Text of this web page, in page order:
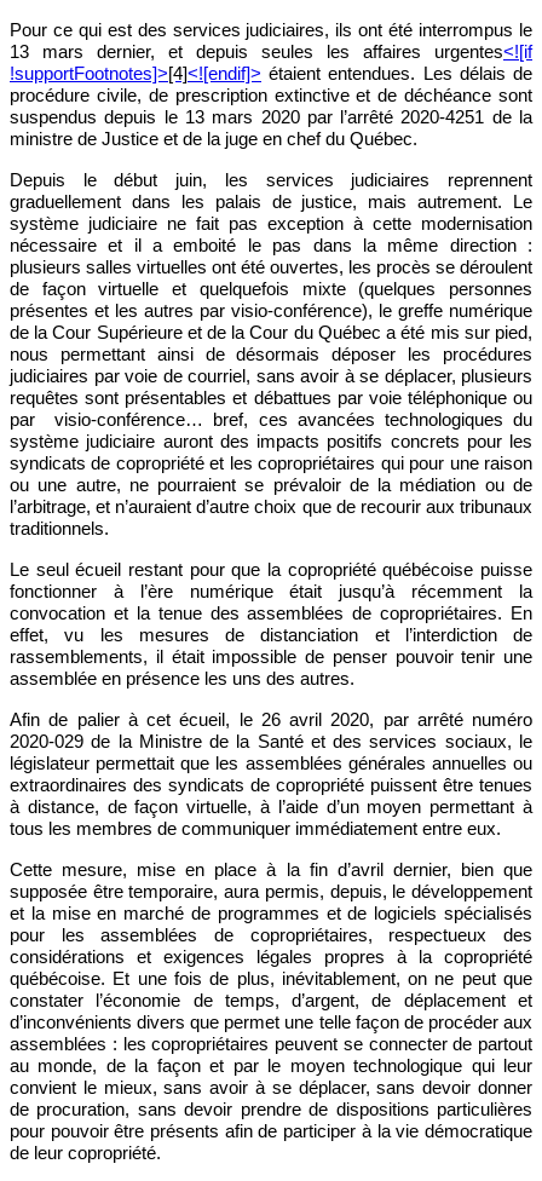
Pour ce qui est des services judiciaires, ils ont été interrompus le
13 mars dernier, et depuis seules les affaires urgentes<![if
!supportFootnotes]>[4]<![endif]> étaient entendues. Les délais de
procédure civile, de prescription extinctive et de déchéance sont
suspendus depuis le 13 mars 2020 par l’arrêté 2020-4251 de la
ministre de Justice et de la juge en chef du Québec.
Depuis le début juin, les services judiciaires reprennent
graduellement dans les palais de justice, mais autrement. Le
système judiciaire ne fait pas exception à cette modernisation
nécessaire et il a emboité le pas dans la même direction :
plusieurs salles virtuelles ont été ouvertes, les procès se déroulent
de façon virtuelle et quelquefois mixte (quelques personnes
présentes et les autres par visio-conférence), le greffe numérique
de la Cour Supérieure et de la Cour du Québec a été mis sur pied,
nous permettant ainsi de désormais déposer les procédures
judiciaires par voie de courriel, sans avoir à se déplacer, plusieurs
requêtes sont présentables et débattues par voie téléphonique ou
par
visio-conférence… bref, ces avancées technologiques du
système judiciaire auront des impacts positifs concrets pour les
syndicats de copropriété et les copropriétaires qui pour une raison
ou une autre, ne pourraient se prévaloir de la médiation ou de
l’arbitrage, et n’auraient d’autre choix que de recourir aux tribunaux
traditionnels.
Le seul écueil restant pour que la copropriété québécoise puisse
fonctionner à l’ère numérique était jusqu’à récemment la
convocation et la tenue des assemblées de copropriétaires. En
effet, vu les mesures de distanciation et l’interdiction de
rassemblements, il était impossible de penser pouvoir tenir une
assemblée en présence les uns des autres.
Afin de palier à cet écueil, le 26 avril 2020, par arrêté numéro
2020-029 de la Ministre de la Santé et des services sociaux, le
législateur permettait que les assemblées générales annuelles ou
extraordinaires des syndicats de copropriété puissent être tenues
à distance, de façon virtuelle, à l’aide d’un moyen permettant à
tous les membres de communiquer immédiatement entre eux.
Cette mesure, mise en place à la fin d’avril dernier, bien que
supposée être temporaire, aura permis, depuis, le développement
et la mise en marché de programmes et de logiciels spécialisés
pour les assemblées de copropriétaires, respectueux des
considérations et exigences légales propres à la copropriété
québécoise. Et une fois de plus, inévitablement, on ne peut que
constater l’économie de temps, d’argent, de déplacement et
d’inconvénients divers que permet une telle façon de procéder aux
assemblées : les copropriétaires peuvent se connecter de partout
au monde, de la façon et par le moyen technologique qui leur
convient le mieux, sans avoir à se déplacer, sans devoir donner
de procuration, sans devoir prendre de dispositions particulières
pour pouvoir être présents afin de participer à la vie démocratique
de leur copropriété.